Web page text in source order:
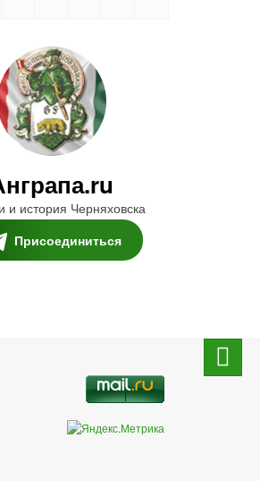
и история Черняховска
Присоединиться